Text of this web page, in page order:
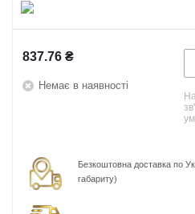
837.76 ₴
Немає в наявності
Безкоштовна доставка по
габариту)